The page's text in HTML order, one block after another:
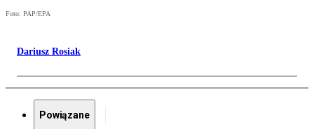
Foto: PAP/EPA
Dariusz Rosiak
Powiązane